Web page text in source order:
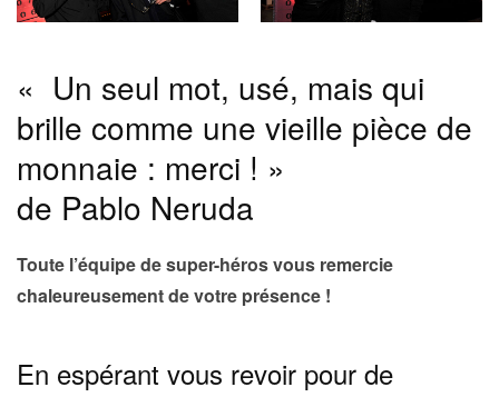
« Un seul mot, usé, mais qui
brille comme une vieille pièce de
monnaie : merci ! »
de Pablo Neruda
Toute l’équipe de super-héros vous remercie
chaleureusement de votre présence !
En espérant vous revoir pour de